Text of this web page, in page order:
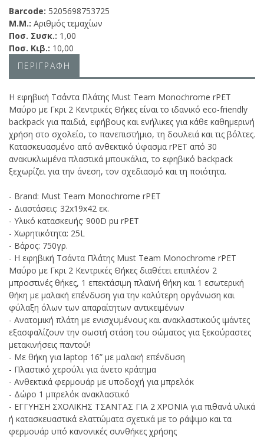
Barcode: 5205698753725
Μ.Μ.: Αριθμός τεμαχίων
Ποσ. Συσκ.: 1,00
Ποσ. Κιβ.: 10,00
ΠΕΡΙΓΡΑΦΗ
Η εφηβική Τσάντα Πλάτης Must Team Monochrome rPET
Μαύρο με Γκρι 2 Κεντρικές Θήκες είναι το ιδανικό eco-friendly
backpack για παιδιά, εφήβους και ενήλικες για κάθε καθημερινή
χρήση στο σχολείο, το πανεπιστήμιο, τη δουλειά και τις βόλτες.
Κατασκευασμένο από ανθεκτικό ύφασμα rPET από 30
ανακυκλωμένα πλαστικά μπουκάλια, το εφηβικό backpack
ξεχωρίζει για την άνεση, τον σχεδιασμό και τη ποιότητα.
- Brand: Must Team Monochrome rPET
- Διαστάσεις: 32x19x42 εκ.
- Υλικό κατασκευής: 900D pu rPET
- Χωρητικότητα: 25L
- Βάρος: 750γρ.
- Η εφηβική Τσάντα Πλάτης Must Team Monochrome rPET
Μαύρο με Γκρι 2 Κεντρικές Θήκες διαθέτει επιπλέον 2
μπροστινές θήκες, 1 επεκτάσιμη πλαϊνή θήκη και 1 εσωτερική
θήκη με μαλακή επένδυση για την καλύτερη οργάνωση και
φύλαξη όλων των απαραίτητων αντικειμένων
- Ανατομική πλάτη με ενισχυμένους και ανακλαστικούς ιμάντες
εξασφαλίζουν την σωστή στάση του σώματος για ξεκούραστες
μετακινήσεις παντού!
- Με θήκη για laptop 16” με μαλακή επένδυση
- Πλαστικό χερούλι για άνετο κράτημα
- Ανθεκτικά φερμουάρ με υποδοχή για μπρελόκ
- Δώρο 1 μπρελόκ ανακλαστικό
- ΕΓΓΥΗΣΗ ΣΧΟΛΙΚΗΣ ΤΣΑΝΤΑΣ ΓΙΑ 2 ΧΡΟΝΙΑ για πιθανά υλικά
ή κατασκευαστικά ελαττώματα σχετικά με το ράψιμο και τα
φερμουάρ υπό κανονικές συνθήκες χρήσης